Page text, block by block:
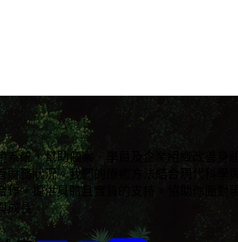
系統，幫助個案、學員及企業組織改善身
務狀況。我們的療癒方法結合現代科學
作，提供具體且實質的支持，協助你面對
成長。